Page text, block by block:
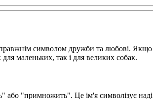
символом дружби та любові. Якщо
маленьких, так і для великих собак.
або "примножить". Це ім'я символізує